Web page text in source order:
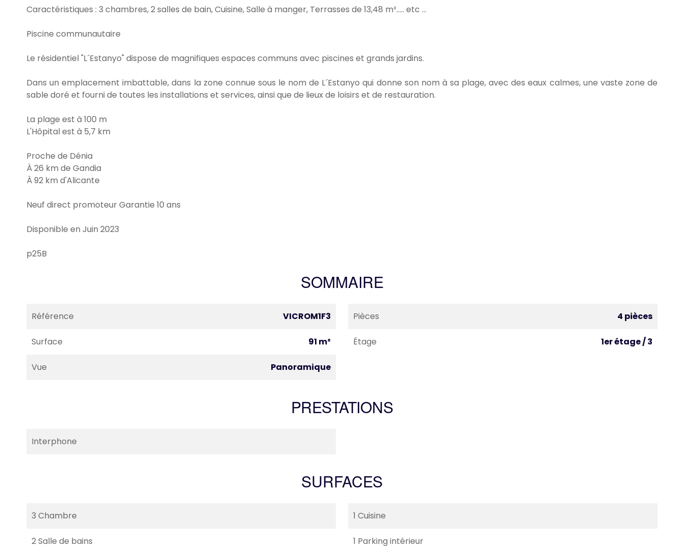
Caractéristiques : 3 chambres, 2 salles de bain, Cuisine, Salle à manger, Terrasses de 13,48 m²..... etc ...
Piscine communautaire
Le résidentiel "L´Estanyo" dispose de magnifiques espaces communs avec piscines et grands jardins.
Dans un emplacement imbattable, dans la zone connue sous le nom de L´Estanyo qui donne son nom à sa plage, avec des eaux calmes, une vaste zone de
sable doré et fourni de toutes les installations et services, ainsi que de lieux de loisirs et de restauration.
La plage est à 100 m
L'Hôpital est à 5,7 km
Proche de Dénia
À 26 km de Gandia
À 92 km d'Alicante
Neuf direct promoteur Garantie 10 ans
Disponible en Juin 2023
p25B
SOMMAIRE
Référence VICROM1F3 Pièces 4 pièces
Surface 91 m² Étage 1er étage / 3
Vue Panoramique
PRESTATIONS
Interphone
SURFACES
3 Chambre 1 Cuisine
2 Salle de bains 1 Parking intérieur